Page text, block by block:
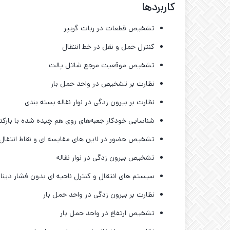
کاربردها
تشخیص قطعات در ربات گریپر
کنترل حمل و نقل در خط انتقال
تشخیص موقعیت مرجع شاتل پالت
نظارت بر تشخیص در واحد حمل بار
نظارت بر بیرون زدگی در نوار نقاله بسته بندی
شناسایی خودکار جعبه‌های روی هم چیده شده با
تشخیص حضور در لاین های مقایسه ای و نقاط
تشخیص بیرون زدگی در نوار نقاله
سیستم های انتقال و کنترل ناحیه ای بدون فشار
نظارت بر بیرون زدگی در واحد حمل بار
تشخیص ارتفاع در واحد حمل بار